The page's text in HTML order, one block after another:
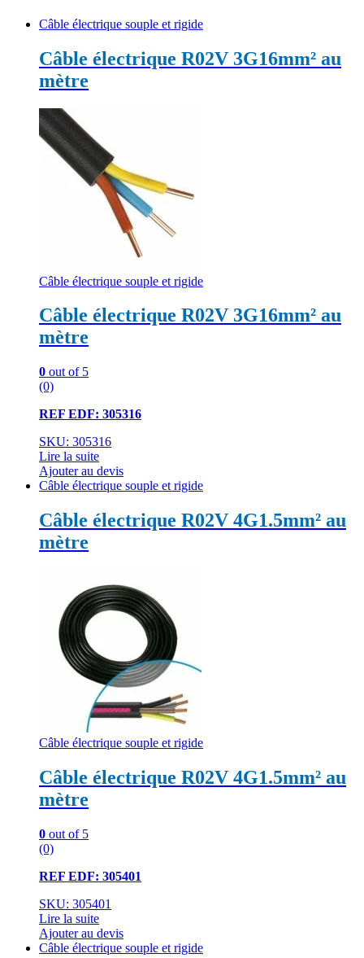
Câble électrique souple et rigide
Câble électrique R02V 3G16mm² au
mètre
Câble électrique souple et rigide
Câble électrique R02V 3G16mm² au
mètre
0 out of 5
(0)
REF EDF: 305316
SKU: 305316
Lire la suite
Ajouter au devis
Câble électrique souple et rigide
Câble électrique R02V 4G1.5mm² au
mètre
Câble électrique souple et rigide
Câble électrique R02V 4G1.5mm² au
mètre
0 out of 5
(0)
REF EDF: 305401
SKU: 305401
Lire la suite
Ajouter au devis
Câble électrique souple et rigide